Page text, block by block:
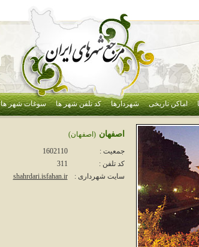
اماکن تاریخی شهردارها کد تلفن شهر ها سوغات شهر ها
اصفهان (اصفهان)
جمعیت :
1602110
کد تلفن :
311
سایت شهرداری :
shahrdari.isfahan.ir